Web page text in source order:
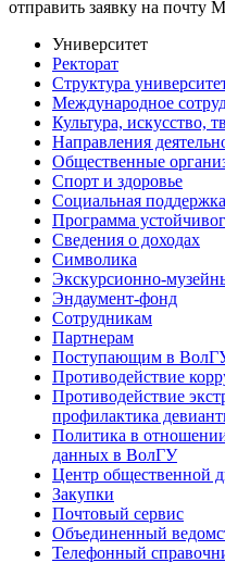
отправить заявку на почту
Университет
Ректорат
Структура
Международное
Культура, искусство,
Направления
Общественные
Спорт и здоровье
Социальная поддержка
Программа
Сведения о доходах
Символика
Экскурсионно-
Эндаумент-фонд
Сотрудникам
Партнерам
Поступающим в
Противодействие
Противодействие
профилактика
Политика в
данных в ВолГУ
Центр общественной
Закупки
Почтовый сервис
Объединенный
Телефонный